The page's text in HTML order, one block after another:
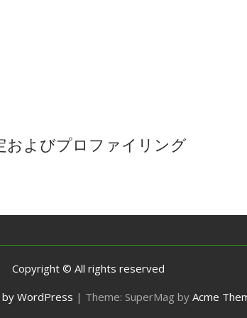
およびプロファイリング
Copyright © All rights reserved
WordPress | Theme: SuperMag by Acme